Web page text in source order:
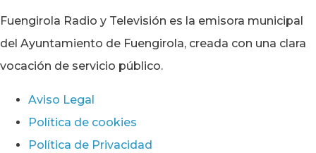
Fuengirola Radio y Televisión es la emisora municipal
del Ayuntamiento de Fuengirola, creada con una clara
vocación de servicio público.
Aviso Legal
Política de cookies
Política de Privacidad